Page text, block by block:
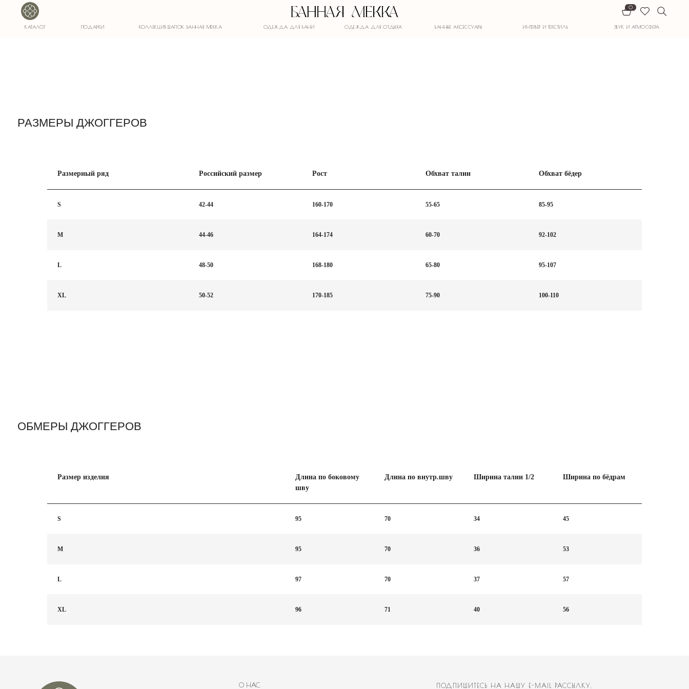
Размерный ряд Российский размер Рост Обхват талии Обхват бёдер
S 42-44 160-170 55-65 85-95
M 44-46 164-174 60-70 92-102
L 48-50 168-180 65-80 95-107
XL 50-52 170-185 75-90 100-110
Размер изделия
Длина по боковому
шву
Длина по внутр.шву Ширина талии 1/2 Ширина по бёдрам
S 95 70 34 45
M 95 70 36 53
L 97 70 37 57
XL 96 71 40 56
ПОДПИШИТЕСЬ НА НАШУ E-MAIL РАССЫЛКУ,